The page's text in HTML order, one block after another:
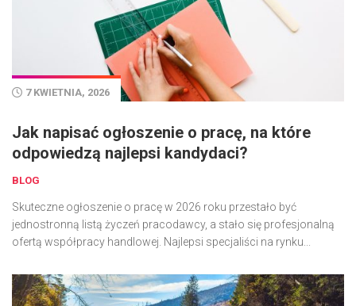
7 KWIETNIA, 2026
Jak napisać ogłoszenie o pracę, na które
odpowiedzą najlepsi kandydaci?
BLOG
Skuteczne ogłoszenie o pracę w 2026 roku przestało być
jednostronną listą życzeń pracodawcy, a stało się profesjonalną
ofertą współpracy handlowej. Najlepsi specjaliści na rynku...